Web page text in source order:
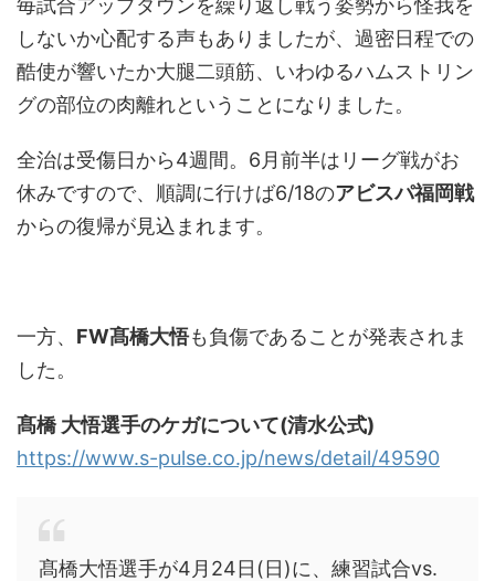
しないか心配する声もありましたが、過密日程での
酷使が響いたか大腿二頭筋、いわゆるハムストリン
グの部位の肉離れということになりました。
全治は受傷日から4週間。6月前半はリーグ戦がお
休みですので、順調に行けば6/18のアビスパ福岡戦
からの復帰が見込まれます。
一方、 FW髙橋大悟も負傷であることが発表されま
した。
髙橋 大悟選手のケガについて(清水公式)
https://www.s-pulse.co.jp/news/detail/49590
髙橋大悟選手が4月24日(日)に、練習試合vs.